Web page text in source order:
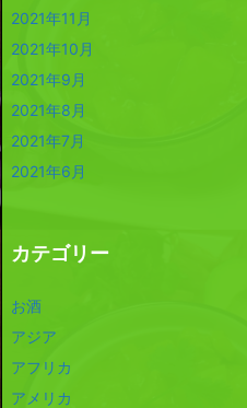
2021年11月
2021年10月
2021年9月
2021年8月
2021年7月
2021年6月
カテゴリー
お酒
アジア
アフリカ
アメリカ